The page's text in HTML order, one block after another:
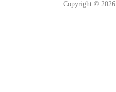
Copyright © 2026